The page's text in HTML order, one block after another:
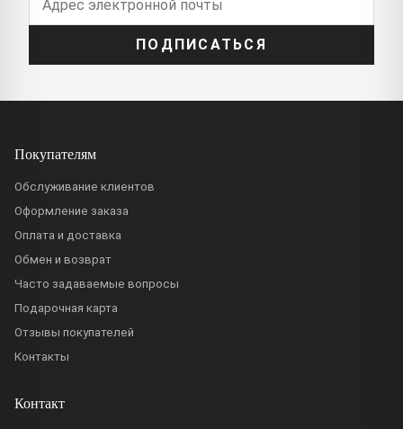
ПОДПИСАТЬСЯ
Покупателям
Обслуживание клиентов
Оформление заказа
Оплата и доставка
Обмен и возврат
Часто задаваемые вопросы
Подарочная карта
Отзывы покупателей
Контакты
Контакт